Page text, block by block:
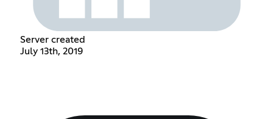
Server created
July 13th, 2019